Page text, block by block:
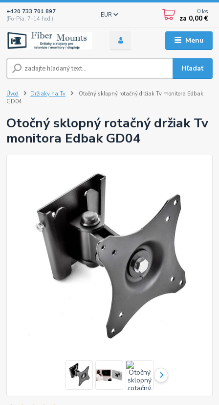
Menu
EUR
Hľadať
+420 733 701 897
(Po-Pia, 7-14 hod.)
0 ks
za 0,00 €
Úvod Držiaky na Tv
Otočný sklopný rotačný držiak Tv monitora Edbak
GD04
Otočný sklopný rotačný držiak Tv
monitora Edbak GD04